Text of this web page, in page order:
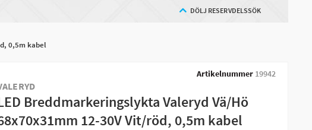
DÖLJ RESERVDELSSÖK
0,5m kabel
Artikelnummer 19942
Breddmarkeringslykta Valeryd Vä/Hö
12-30V Vit/röd, 0,5m kabel